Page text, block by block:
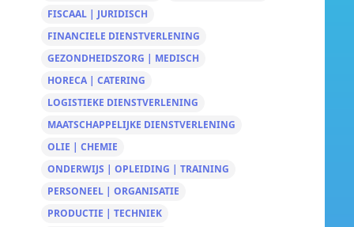
FISCAAL | JURIDISCH
FINANCIELE DIENSTVERLENING
GEZONDHEIDSZORG | MEDISCH
HORECA | CATERING
LOGISTIEKE DIENSTVERLENING
MAATSCHAPPELIJKE DIENSTVERLENING
OLIE | CHEMIE
ONDERWIJS | OPLEIDING | TRAINING
PERSONEEL | ORGANISATIE
PRODUCTIE | TECHNIEK